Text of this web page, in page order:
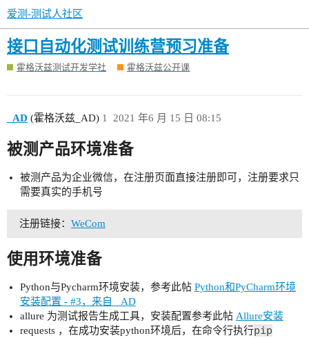
爱测-测试人社区
接口自动化测试训练营预习准备
霍格沃兹测试开发学社 霍格沃兹公开课
_AD (霍格沃兹_AD) 2021 年6 月 15 日 08:15
1
被测产品环境准备
被测产品为企业微信，在注册页面直接注册即可，注册要求只
需要真实的手机号
注册链接： WeCom
使用环境准备
Python与Pycharm环境安装，参考此帖 Python和PyCharm环境
安装配置 - #3，来自 _AD
allure 为测试报告生成工具，安装配置参考此帖 Allure安装
requests ，在成功安装python环境后，在命令行执行pip